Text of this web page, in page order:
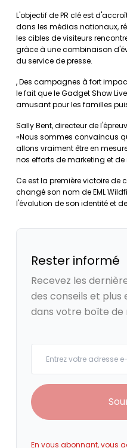
L'objectif de PR clé est
dans les médias nationaux,
les cibles de visiteurs
grâce à une combinaison
du service de presse.
, Des campagnes à fort
le fait que le Gadget Show
amusant pour les familles
Sally Bent, directeur de
«Nous sommes convaincus
allons vraiment être en
nos efforts de marketing et
Ce est la première victoire de
changé son nom de EML
l'évolution de son identité et
Rester informé
Recevez les
des conseils et
dans votre boîte de
En vous abonnant, vous